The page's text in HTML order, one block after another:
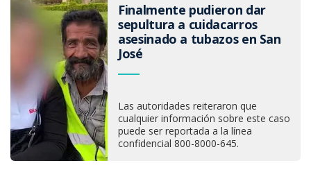
Finalmente pudieron dar
sepultura a cuidacarros
asesinado a tubazos en San
José
Las autoridades reiteraron que
cualquier información sobre este caso
puede ser reportada a la línea
confidencial 800-8000-645.